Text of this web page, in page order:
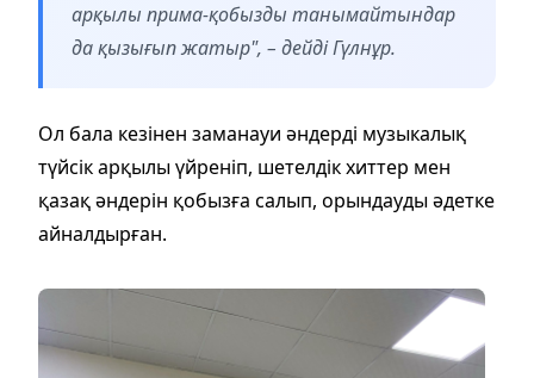
арқылы прима-қобызды танымайтындар
да қызығып жатыр", – дейді Гүлнұр.
Ол бала кезінен заманауи әндерді музыкалық
түйсік арқылы үйреніп, шетелдік хиттер мен
қазақ әндерін қобызға салып, орындауды әдетке
айналдырған.